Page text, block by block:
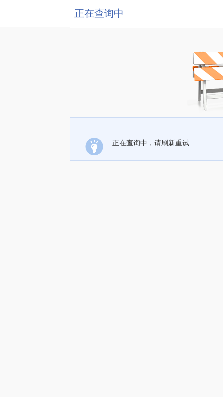
正在查询中
正在查询中，请刷新重试